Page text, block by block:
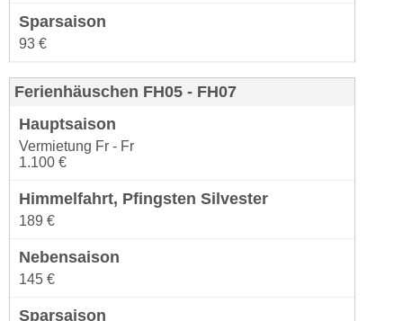
93 €
Ferienhäuschen FH05 - FH07
Vermietung Fr - Fr
1.100 €
189 €
145 €